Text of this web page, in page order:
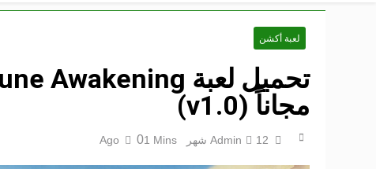
لعبة أكشن
مجاناً (v1.0)
Admin 12 شهر Ago 01 Mins